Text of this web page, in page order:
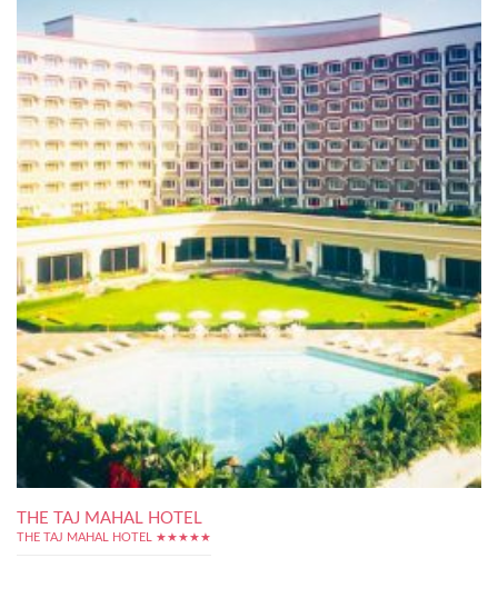
THE TAJ MAHAL HOTEL
THE TAJ MAHAL HOTEL ★★★★★